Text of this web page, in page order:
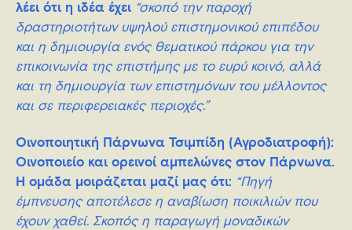
λέει ότι η ιδέα έχει “σκοπό την παροχή
δραστηριοτήτων υψηλού επιστημονικού επιπέδου
και η δημιουργία ενός θεματικού πάρκου για την
επικοινωνία της επιστήμης με το ευρύ κοινό, αλλά
και τη δημιουργία των επιστημόνων του μέλλοντος
και σε περιφερειακές περιοχές.”
Οινοποιητική Πάρνωνα Τσιμπίδη (Αγροδιατροφή):
Οινοποιείο και ορεινοί αμπελώνες στον Πάρνωνα.
Η ομάδα μοιράζεται μαζί μας ότι: “Πηγή
έμπνευσης αποτέλεσε η αναβίωση ποικιλιών που
έχουν χαθεί. Σκοπός η παραγωγή μοναδικών